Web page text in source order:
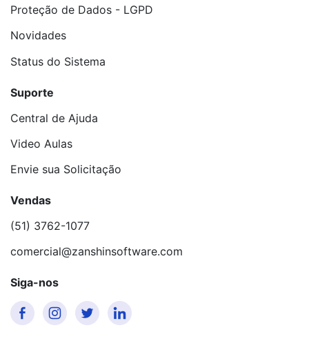
Proteção de Dados - LGPD
Novidades
Status do Sistema
Suporte
Central de Ajuda
Video Aulas
Envie sua Solicitação
Vendas
(51) 3762-1077
comercial@zanshinsoftware.com
Siga-nos